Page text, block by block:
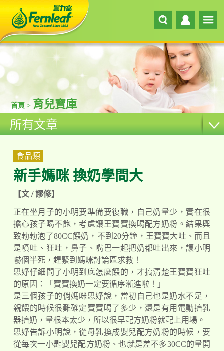
首頁 > 育兒寶庫
所有文章
食品類
新手媽咪 換奶學問大
【文 / 謬修】
正在坐月子的小明要準備要復職，自己奶量少，實在很
擔心孩子喝不飽，考慮讓王寶寶換喝配方奶粉。結果興
致勃勃泡了80CC餵奶，不到20分鐘，王寶寶大吐、而且
是噴吐、狂吐，鼻子、嘴巴一起把奶都吐出來，讓小明
嚇個半死，趕緊到媽咪討論區求救！
思妤仔細問了小明到底怎麼餵的，才搞清楚王寶寶狂吐
的原因：「寶寶換奶一定要循序漸進啦！」
是三個孩子的俏媽咪思妤說，當初自己也是奶水不足，
親餵的時候很難確定寶寶喝了多少，還是有用電動擠乳
器擠奶，量根本太少，所以很早配方奶粉就配上用場。
思妤告訴小明說，從母乳換成嬰兒配方奶粉的時候，要
從每次一小匙嬰兒配方奶粉、也就是差不多30CC的量開